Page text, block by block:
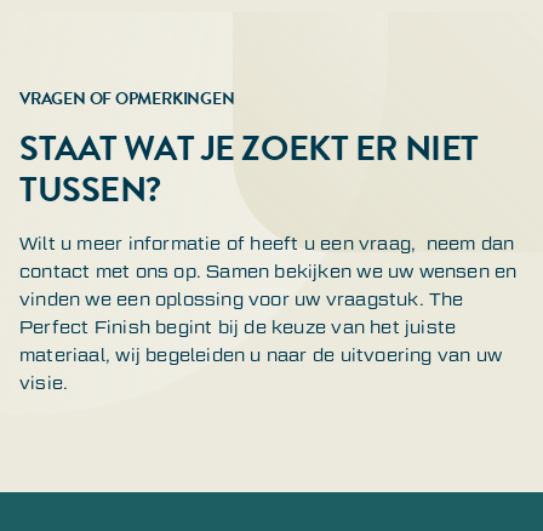
VRAGEN OF OPMERKINGEN
STAAT WAT JE ZOEKT ER NIET
TUSSEN?
Wilt u meer informatie of heeft u een vraag, neem dan
contact met ons op. Samen bekijken we uw wensen en
vinden we een oplossing voor uw vraagstuk. The
Perfect Finish begint bij de keuze van het juiste
materiaal, wij begeleiden u naar de uitvoering van uw
visie.